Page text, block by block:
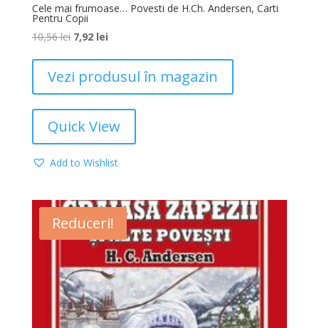
Cele mai frumoase… Povesti de H.Ch. Andersen, Carti
Pentru Copii
10,56lei 7,92 lei
Vezi produsul în magazin
Quick View
Add to Wishlist
Reduceri!